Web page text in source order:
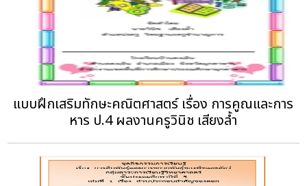
แบบฝึกเสริมทักษะคณิตศาสตร์ เรื่อง การคูณและการ
หาร ป.4 ผลงานครูวินิช เสียงล้ำ